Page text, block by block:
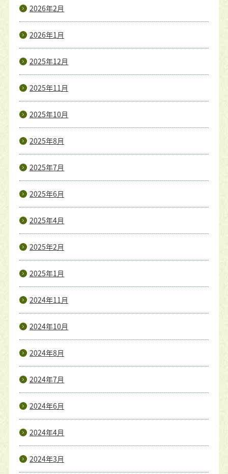
2026年2月
2026年1月
2025年12月
2025年11月
2025年10月
2025年8月
2025年7月
2025年6月
2025年4月
2025年2月
2025年1月
2024年11月
2024年10月
2024年8月
2024年7月
2024年6月
2024年4月
2024年3月